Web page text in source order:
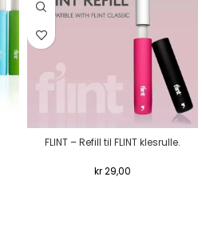
FLINT – Refill til FLINT klesrulle.
kr29,00